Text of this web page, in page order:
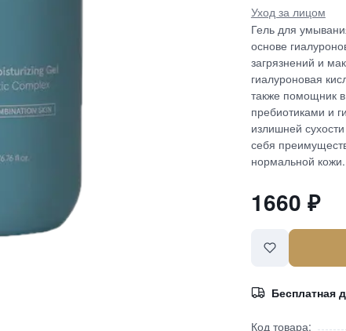
Уход за лицом
Гель для
основе
загрязнений и
гиалуроновая
также помощник
пребиотиками и
излишней
себя
нормальной кожи.
1660 ₽
Бесплатная
Код товара: